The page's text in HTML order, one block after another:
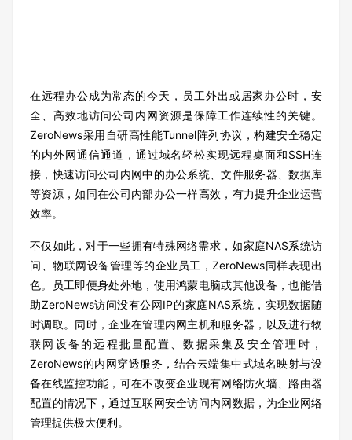
在远程办公成为常态的今天，员工外出或居家办公时，安
全、高效地访问公司内网资源是保障工作连续性的关键。
ZeroNews采用自研高性能Tunnel阵列协议，构建安全稳定
的内外网通信通道，通过域名轻松实现远程桌面和SSH连
接，快速访问公司内网中的办公系统、文件服务器、数据库
等资源，如同在公司内部办公一样高效，有力提升企业运营
效率。
不仅如此，对于一些拥有特殊网络需求，如家庭NAS系统访
问、物联网设备管理等的企业员工，ZeroNews同样表现出
色。员工即便身处外地，使用鸿蒙电脑或其他设备，也能借
助ZeroNews访问没有公网IP的家庭NAS系统，实现数据随
时调取。同时，企业在管理内网主机和服务器，以及进行物
联网设备的远程批量配置、数据采集及安全管理时，
ZeroNews的内网穿透服务，结合云端集中式域名映射与设
备在线监控功能，可在不改变企业现有网络防火墙、路由器
配置的情况下，通过互联网安全访问内网数据，为企业网络
管理提供极大便利。